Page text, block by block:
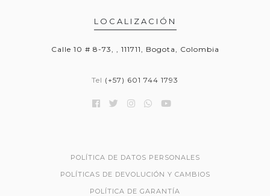
LOCALIZACIÓN
Calle 10 # 8-73, , 111711, Bogota, Colombia
Tel (+57) 601 744 1793
POLÍTICA DE DATOS PERSONALES
POLÍTICAS DE DEVOLUCIÓN Y CAMBIOS
POLÍTICA DE GARANTÍA